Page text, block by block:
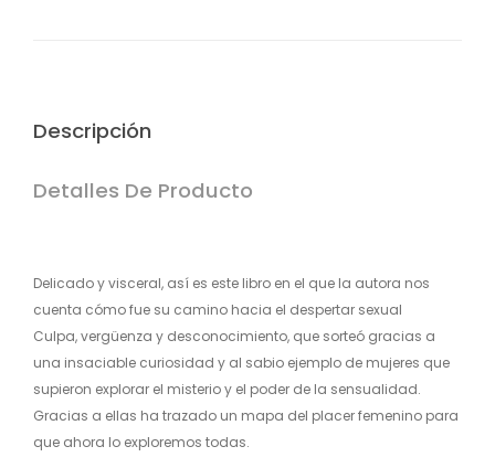
Descripción
Detalles De Producto
Delicado y visceral, así es este libro en el que la autora nos
cuenta cómo fue su camino hacia el despertar sexual
Culpa, vergüenza y desconocimiento, que sorteó gracias a
una insaciable curiosidad y al sabio ejemplo de mujeres que
supieron explorar el misterio y el poder de la sensualidad.
Gracias a ellas ha trazado un mapa del placer femenino para
que ahora lo exploremos todas.